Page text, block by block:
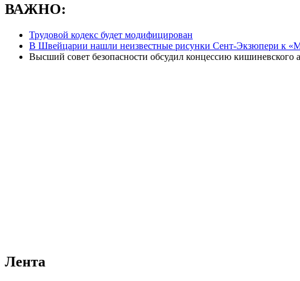
ВАЖНО:
Трудовой кодекс будет модифицирован
В Швейцарии нашли неизвестные рисунки Сент-Экзюпери к
Высший совет безопасности обсудил концессию кишиневского
Лента